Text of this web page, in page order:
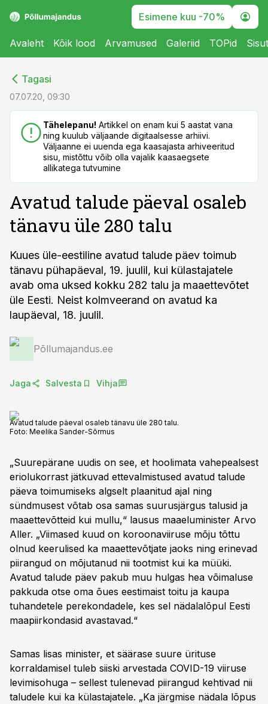
Esimene kuu -70%
Avaleht Kõik lood Arvamused Galeriid TOPid
Tagasi
07.07.20, 09:30
Tähelepanu! Artikkel on enam kui 5 aastat vana
ning kuulub väljaande digitaalsesse arhiivi.
Väljaanne ei uuenda ega kaasajasta arhiveeritud
sisu, mistõttu võib olla vajalik kaasaegsete
allikatega tutvumine
Avatud talude päeval osaleb
tänavu üle 280 talu
Kuues üle-eestiline avatud talude päev toimub
tänavu pühapäeval, 19. juulil, kui külastajatele
avab oma uksed kokku 282 talu ja maaettevõtet
üle Eesti. Neist kolmveerand on avatud ka
laupäeval, 18. juulil.
Põllumajandus.ee
Jaga Salvesta Vihja
Avatud talude päeval osaleb tänavu üle 280 talu.
Foto: Meelika Sander-Sõrmus
„Suurepärane uudis on see, et hoolimata vahepealsest
eriolukorrast jätkuvad ettevalmistused avatud talude
päeva toimumiseks algselt plaanitud ajal ning
sündmusest võtab osa samas suurusjärgus talusid ja
maaettevõtteid kui mullu,“ lausus maaeluminister Arvo
Aller. „Viimased kuud on koroonaviiruse mõju tõttu
olnud keerulised ka maaettevõtjate jaoks ning erinevad
piirangud on mõjutanud nii tootmist kui ka müüki.
Avatud talude päev pakub muu hulgas hea võimaluse
pakkuda otse oma õues eestimaist toitu ja kaupa
tuhandetele perekondadele, kes sel nädalalõpul Eesti
maapiirkondasid avastavad.“
Samas lisas minister, et säärase suure ürituse
korraldamisel tuleb siiski arvestada COVID-19 viiruse
levimisohuga – sellest tulenevad piirangud kehtivad nii
taludele kui ka külastajatele. „Ka järgmise nädala lõpus